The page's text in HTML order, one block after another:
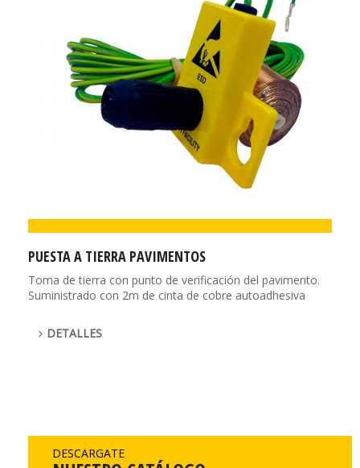
PUESTA A TIERRA PAVIMENTOS
Toma de tierra con punto de verificación del pavimento.
Suministrado con 2m de cinta de cobre autoadhesiva
DETALLES
DESCÁRGATE